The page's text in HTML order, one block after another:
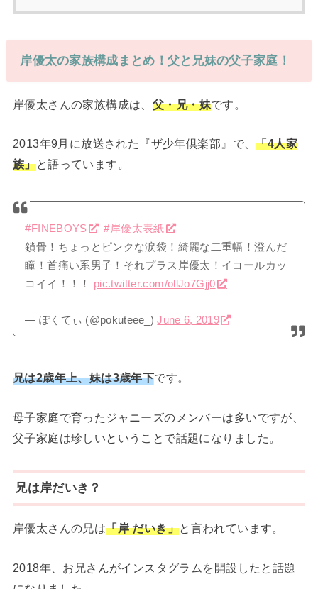
岸優太の家族構成まとめ！父と兄妹の父子家庭！
岸優太さんの家族構成は、 父・兄・妹です。
2013年9月に放送された『ザ少年倶楽部』で、 「4人家
族」と語っています。
#FINEBOYS
#岸優太表紙
鎖骨！ちょっとピンクな涙袋！綺麗な二重幅！澄んだ
瞳！首痛い系男子！それプラス岸優太！イコールカッ
コイイ！！！ pic.twitter.com/ollJo7Gjj0
— ぽくてぃ (@pokuteee_)June 6, 2019
兄は2歳年上、妹は3歳年下です。
母子家庭で育ったジャニーズのメンバーは多いですが、
父子家庭は珍しいということで話題になりました。
兄は岸だいき？
岸優太さんの兄は「岸 だいき」と言われています。
2018年、お兄さんがインスタグラムを開設したと話題